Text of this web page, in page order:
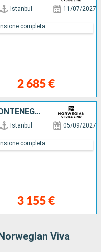
Istanbul 11/07/2027
2 685 €
completa
TURCHIA, GRECIA, CROAZIA, MONTENEGRO, ITALIA
Istanbul 05/09/2027
3 155 €
completa
Viva